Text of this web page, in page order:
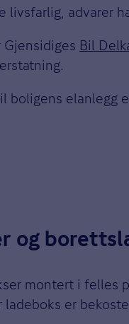
livsfarlig, advarer
Bil
boligens elanlegg
og
montert i
er